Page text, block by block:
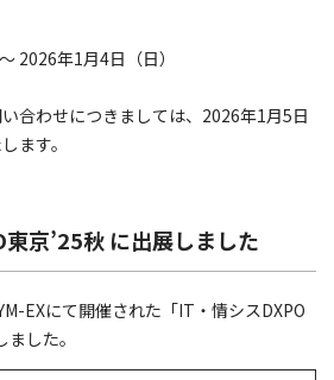
2026年1月4日（日）
合わせにつきましては、2026年1月5日
ます。
京’25秋 に出展しました
EXにて開催された「IT・情シスDXPO
した。